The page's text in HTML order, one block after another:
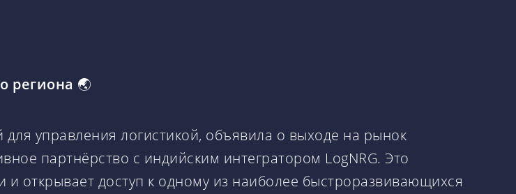
региона 🌏
управления логистикой, объявила о выходе на рынок
партнёрство с индийским интегратором LogNRG. Это
открывает доступ к одному из наиболее быстроразвивающихся